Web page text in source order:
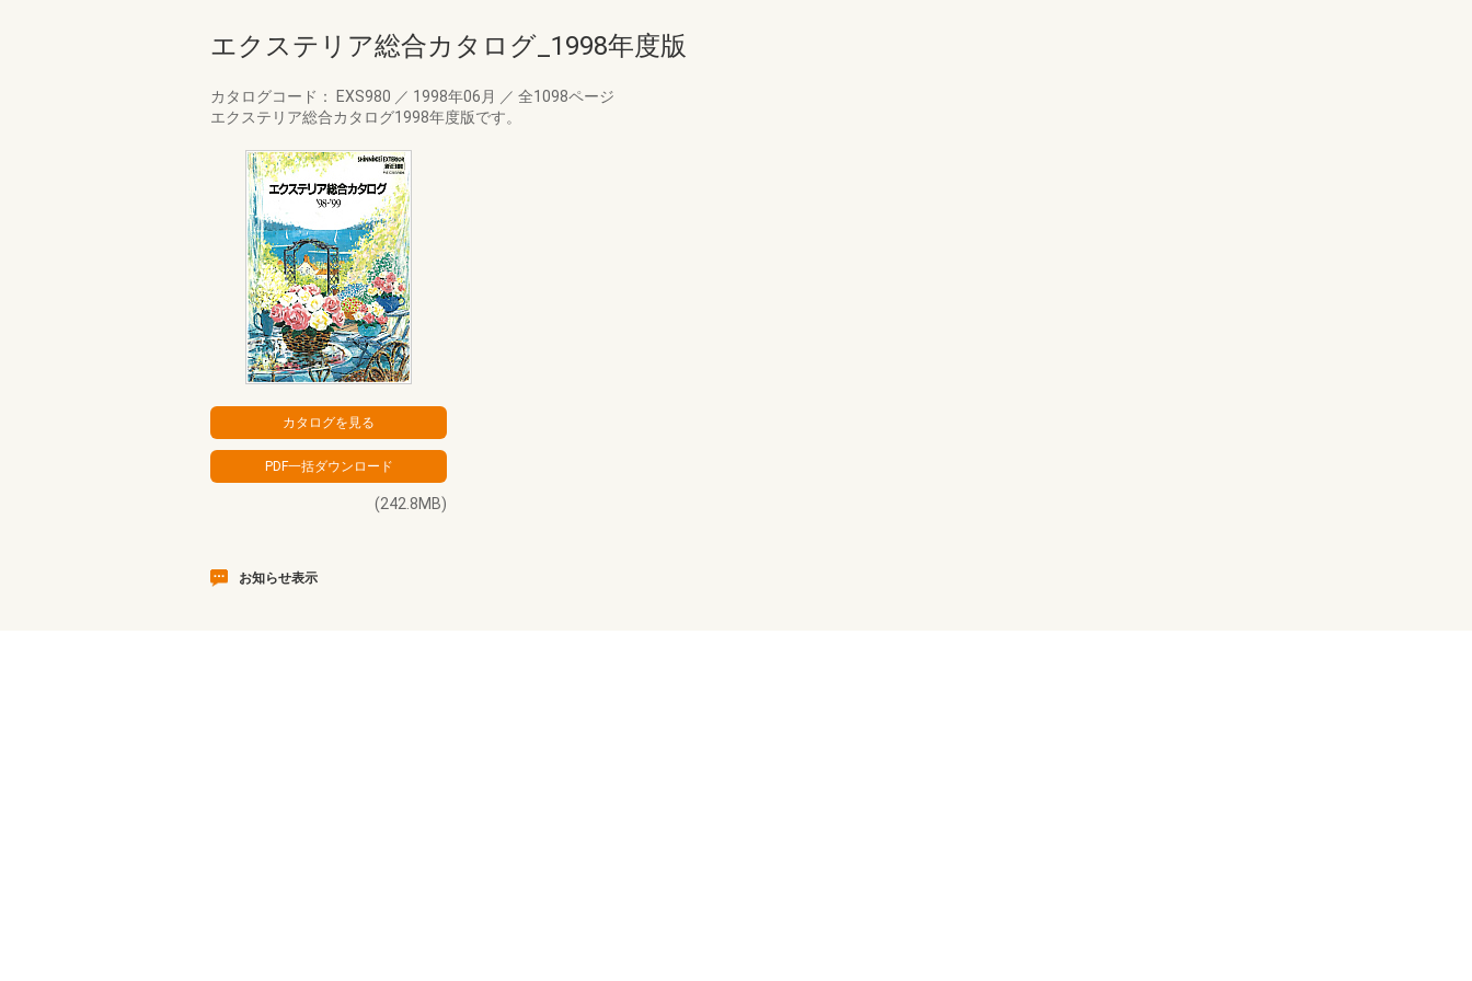
エクステリア総合カタログ_1998年度版
カタログコード： EXS980 ／ 1998年06月 ／ 全1098ページ
エクステリア総合カタログ1998年度版です。
(242.8MB)
お知らせ表示